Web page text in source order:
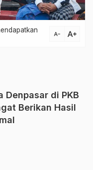
text_decrease text_increase
Denpasar di PKB
Berikan Hasil